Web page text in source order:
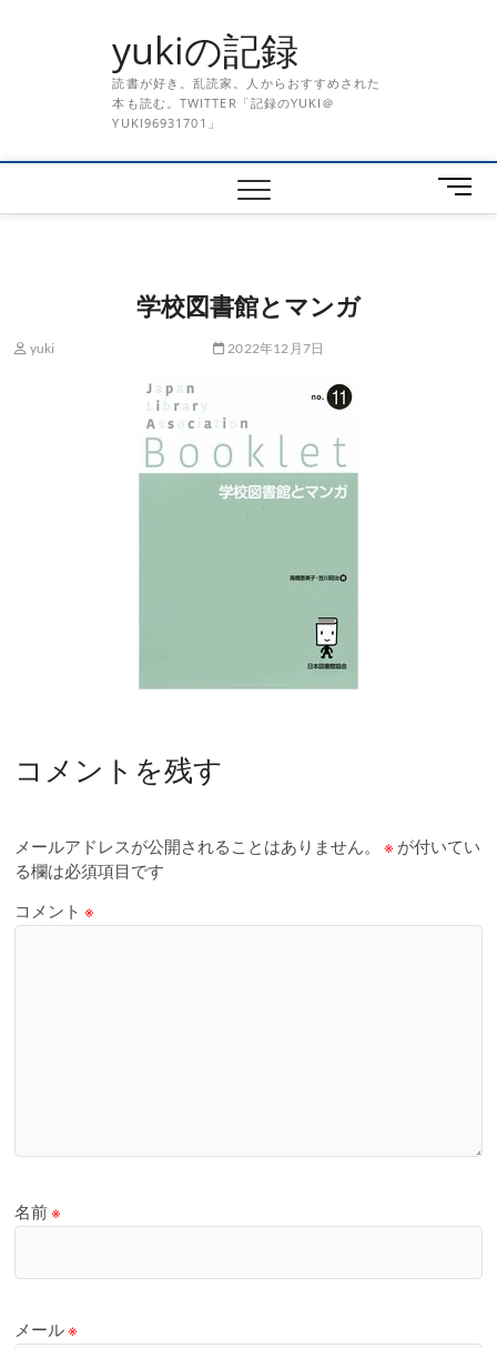
yukiの記録
読書が好き。乱読家。人からおすすめされた
本も読む。TWITTER「記録のYUKI＠
YUKI96931701」
メ
ニ
学校図書館とマンガ
yuki 2022年12月7日
コメントを残す
メールアドレスが公開されることはありません。 ※ が付いてい
る欄は必須項目です
コメント※
名前※
メール※